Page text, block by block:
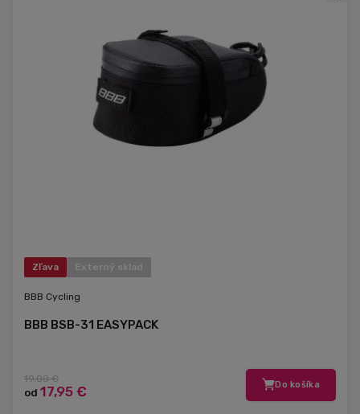
Zľava Externý sklad
BBB Cycling
BBB BSB-31 EASYPACK
19,00 €
od 17,95 € Do košíka